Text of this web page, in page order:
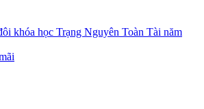
khóa học Trạng Nguyên Toàn Tài năm